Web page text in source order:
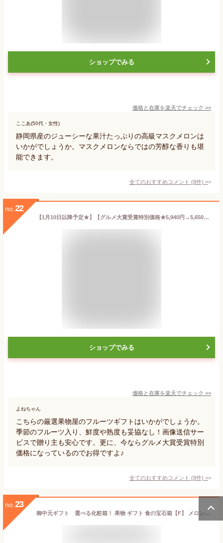
ショップでみる
価格と在庫を楽天でチェック >>
ここあ(50代・女性)
静岡県産のジューシーな果汁たっぷりの高級マスクメロンは
いかがでしょうか。マスクメロンならではの芳醇な香りも堪
能できます。
全てのおすすめコメント (8件) >
no. 22
【1月10日以降予定★】【グルメ大賞受賞特別価格★5,940円→5,650円】 画像送信サービス ★ 厳選果物屋 フルーツギフト5500 送料無料 グルメ 果物 フルーツ 詰め合わせ 盛り合わせ 内祝 誕生日 御見舞 お見舞い サプライズ プレゼント ギフト 手土産 贈り物 贈答用
ショップでみる
価格と在庫を楽天でチェック >>
よねちゃん
こちらの厳選果物屋のフルーツギフトはいかがでしょうか。
季節のフルーツ入り、鮮度や熟度も妥協なし！画像送信サー
ビスで贈り主も安心です。更に、今ならグルメ大賞受賞特別
価格になっているのでお得ですよ♪
全てのおすすめコメント (8件) >
no. 23
御中元ギフト 選べる化粧箱！ 果物 ギフト 食の宝石箱【F】 メロン入り旬の果物6品入り 手持ち付化粧箱 御中元 父の日 旬の果物 フル−ツセット お祝 手土産 お返し 誕生日 お供え果物 快気祝 法要 果物 詰め合わせ プレゼント 御見舞 フルーツ ギフト